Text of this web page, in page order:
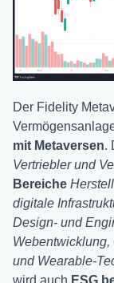
Der Fidelity
mit Metaversen.
Vertriebler und
Bereiche
digitale
Design- und
und Wearable-
wird auch ESG